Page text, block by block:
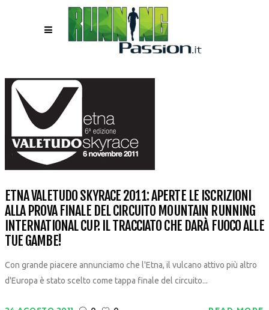
ETNA VALETUDO SKYRACE 2011: APERTE LE ISCRIZIONI
ALLA PROVA FINALE DEL CIRCUITO MOUNTAIN RUNNING
INTERNATIONAL CUP. IL TRACCIATO CHE DARÀ FUOCO ALLE
TUE GAMBE!
Con grande piacere annunciamo che l'Etna, il vulcano attivo più altro
d'Europa è stato scelto come tappa finale del circuito...